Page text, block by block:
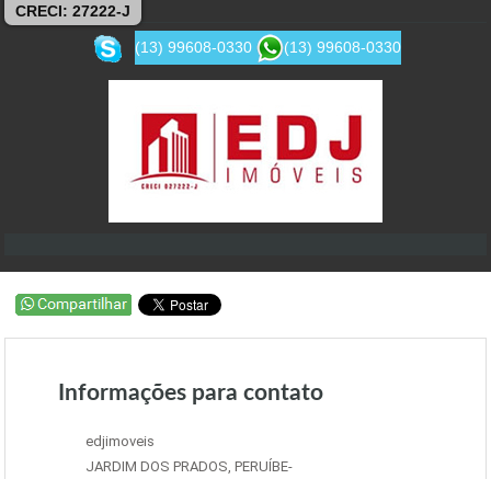
CRECI: 27222-J
(13) 99608-0330 (13) 99608-0330
Informações para contato
edjimoveis
JARDIM DOS PRADOS, PERUÍBE-